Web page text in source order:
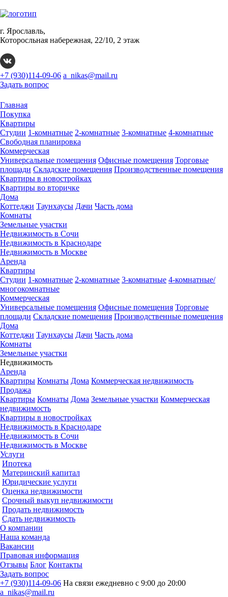
г. Ярославль,
Которосльная набережная, 22/10, 2 этаж
+7 (930)114-09-06 a_nikas@mail.ru
Задать вопрос
Главная
Покупка
Квартиры
Студии 1-комнатные 2-комнатные 3-комнатные 4-комнатные
Свободная планировка
Коммерческая
Универсальные помещения Офисные помещения Торговые
площади Складские помещения Производственные помещения
Квартиры в новостройках
Квартиры во вторичке
Дома
Коттеджи Таунхаусы Дачи Часть дома
Комнаты
Земельные участки
Недвижимость в Сочи
Недвижимость в Краснодаре
Недвижимость в Москве
Аренда
Квартиры
Студии 1-комнатные 2-комнатные 3-комнатные 4-комнатные/
многокомнатные
Коммерческая
Универсальные помещения Офисные помещения Торговые
площади Складские помещения Производственные помещения
Дома
Коттеджи Таунхаусы Дачи Часть дома
Комнаты
Земельные участки
Недвижимость
Аренда
Квартиры Комнаты Дома Коммерческая недвижимость
Продажа
Квартиры Комнаты Дома Земельные участки Коммерческая
недвижимость
Квартиры в новостройках
Недвижимость в Краснодаре
Недвижимость в Сочи
Недвижимость в Москве
Услуги
Ипотека
Материнский капитал
Юридические услуги
Оценка недвижимости
Срочный выкуп недвижимости
Продать недвижимость
Сдать недвижимость
О компании
Наша команда
Вакансии
Правовая информация
Отзывы Блог Контакты
Задать вопрос
+7 (930)114-09-06 На связи ежедневно с 9:00 до 20:00
a_nikas@mail.ru